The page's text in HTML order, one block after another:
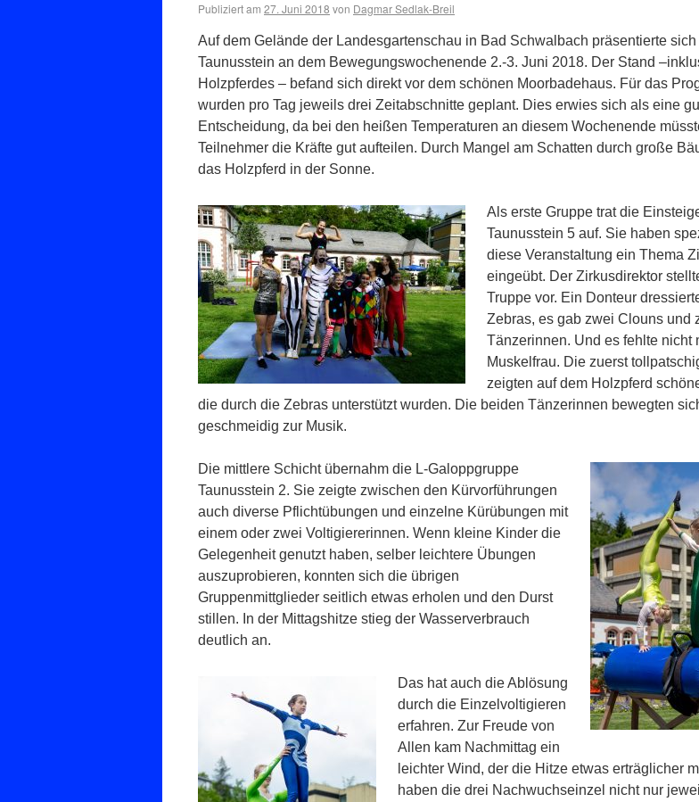
Publiziert am 27. Juni 2018 von Dagmar Sedlak-Breil
Auf dem Gelände der Landesgartenschau in Bad Schwalbach präsentierte
Taunusstein an dem Bewegungswochenende 2.-3. Juni 2018. Der Stand
Holzpferdes – befand sich direkt vor dem schönen Moorbadehaus. Für das
wurden pro Tag jeweils drei Zeitabschnitte geplant. Dies erwies sich als eine
Entscheidung, da bei den heißen Temperaturen an diesem Wochenende
Teilnehmer die Kräfte gut aufteilen. Durch Mangel am Schatten durch große
das Holzpferd in der Sonne.
Als erste Gruppe trat die
Taunusstein 5 auf. Sie haben
diese Veranstaltung ein Thema
eingeübt. Der Zirkusdirektor
Truppe vor. Ein Donteur
Zebras, es gab zwei Clouns und
Tänzerinnen. Und es fehlte nicht
Muskelfrau. Die zuerst
zeigten auf dem Holzpferd
die durch die Zebras unterstützt wurden. Die beiden Tänzerinnen bewegten
geschmeidig zur Musik.
Die mittlere Schicht übernahm die L-Galoppgruppe
Taunusstein 2. Sie zeigte zwischen den Kürvorführungen
auch diverse Pflichtübungen und einzelne Kürübungen mit
einem oder zwei Voltigiererinnen. Wenn kleine Kinder die
Gelegenheit genutzt haben, selber leichtere Übungen
auszuprobieren, konnten sich die übrigen
Gruppenmittglieder seitlich etwas erholen und den Durst
stillen. In der Mittagshitze stieg der Wasserverbrauch
deutlich an.
Das hat auch die Ablösung
durch die Einzelvoltigieren
erfahren. Zur Freude von
Allen kam Nachmittag ein
leichter Wind, der die Hitze etwas erträglicher
haben die drei Nachwuchseinzel nicht nur